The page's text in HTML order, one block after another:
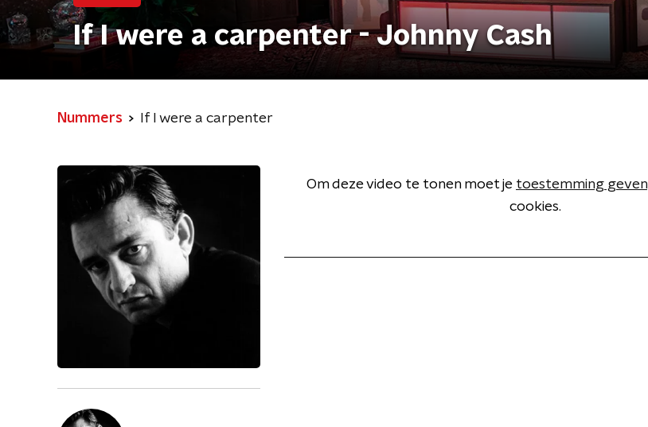
If I were a carpenter - Johnny Cash
Nummers If I were a carpenter
Om deze video te tonen moet je toestemming geven
cookies.